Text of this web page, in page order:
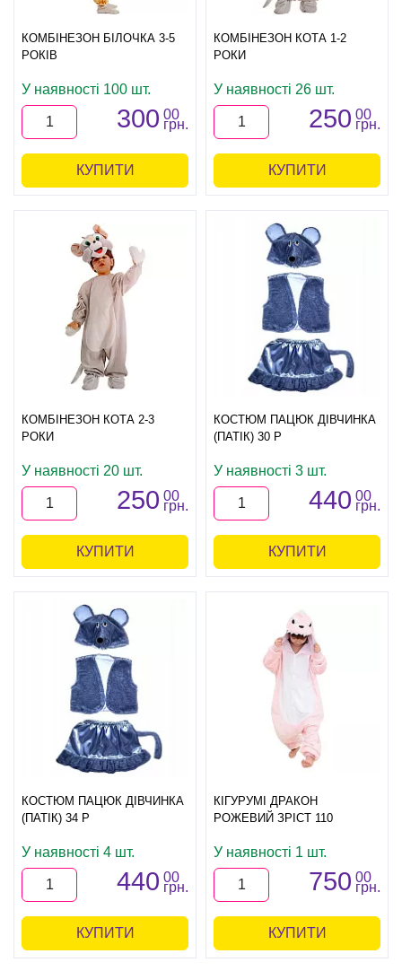
КОМБІНЕЗОН БІЛОЧКА 3-5
РОКІВ
У наявності 100 шт.
300 00
грн.
КУПИТИ
КОМБІНЕЗОН КОТА 1-2
РОКИ
У наявності 26 шт.
250 00
грн.
КУПИТИ
КОМБІНЕЗОН КОТА 2-3
РОКИ
У наявності 20 шт.
250 00
грн.
КУПИТИ
КОСТЮМ ПАЦЮК ДІВЧИНКА
(ПАТІК) 30 Р
У наявності 3 шт.
440 00
грн.
КУПИТИ
КОСТЮМ ПАЦЮК ДІВЧИНКА
(ПАТІК) 34 Р
У наявності 4 шт.
440 00
грн.
КУПИТИ
КІГУРУМІ ДРАКОН
РОЖЕВИЙ ЗРІСТ 110
У наявності 1 шт.
750 00
грн.
КУПИТИ